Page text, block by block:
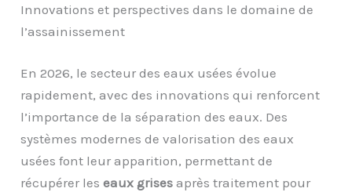
Innovations et perspectives dans le domaine de
l’assainissement
En 2026, le secteur des eaux usées évolue
rapidement, avec des innovations qui renforcent
l’importance de la séparation des eaux. Des
systèmes modernes de valorisation des eaux
usées font leur apparition, permettant de
récupérer leseaux grises après traitement pour